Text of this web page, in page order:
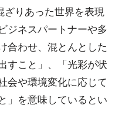
ざりあった世界を表現
ジネスパートナーや多
合わせ、混とんとした
すこと」、「光彩が状
会や環境変化に応じて
」を意味しているとい